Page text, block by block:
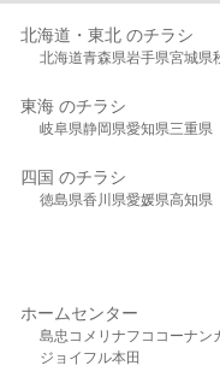
北海道・東北 のチラシ
北海道青森県岩手県宮城県
東海 のチラシ
岐阜県静岡県愛知県三重県
四国 のチラシ
徳島県香川県愛媛県高知県
ホームセンター
島忠 コメリ ナフコ コーナン
ジョイフル本田